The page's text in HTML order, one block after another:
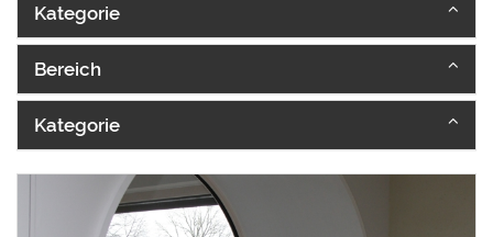
Kategorie
Bereich
Kategorie